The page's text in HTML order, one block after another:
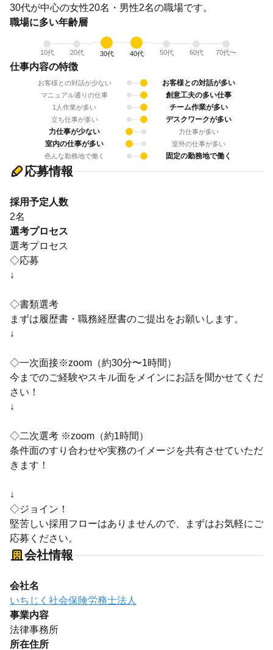
30代が中心の女性20名・男性2名の職場です。
職場に多い年齢層
10代 20代 30代 40代 50代 60代 70代〜
仕事内容の特徴
お客様との対話が少ない お客様との対話が多い
マニュアル通りの仕事 創意工夫の多い仕事
1人作業が多い チーム作業が多い
立ち仕事が多い
デスクワークが多い
力仕事が少ない
力仕事が多い
室内の仕事が多い
室外の仕事が多い
色んな勤務地で働く
固定の勤務地で働く
応募情報
採用予定人数
2名
選考プロセス
選考プロセス
◇応募
↓
◇書類選考
まずは履歴書・職務経歴書のご提出をお願いします。
↓
◇一次面接※zoom（約30分〜1時間）
今までのご経験やスキル面をメインにお話を聞かせてくだ
さい！
↓
◇二次選考 ※zoom（約1時間）
条件面のすり合わせや実務のイメージを共有させていただ
きます！
↓
◇ジョイン！
堅苦しい採用フローはありませんので、まずはお気軽にご
応募ください。
会社情報
会社名
いちじく社会保険労務士法人
事業内容
法律事務所
所在住所